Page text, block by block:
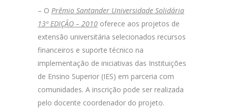
– O Prêmio Santander Universidade Solidária
13ª EDIÇÃO – 2010 oferece aos projetos de
extensão universitária selecionados recursos
financeiros e suporte técnico na
implementação de iniciativas das Instituições
de Ensino Superior (IES) em parceria com
comunidades. A inscrição pode ser realizada
pelo docente coordenador do projeto.